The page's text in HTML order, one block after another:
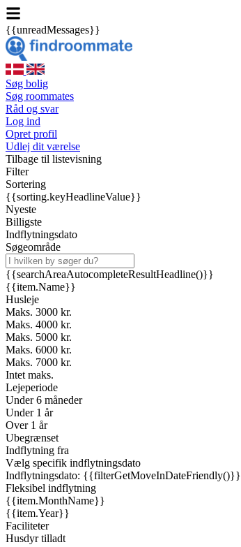
{{unreadMessages}}
Søg bolig
Søg roommates
Råd og svar
Log ind
Opret profil
Udlej dit værelse
Tilbage til listevisning
Filter
Sortering
{{sorting.keyHeadlineValue}}
Nyeste
Billigste
Indflytningsdato
Søgeområde
{{searchAreaAutocompleteResultHeadline()}}
{{item.Name}}
Husleje
Maks. 3000 kr.
Maks. 4000 kr.
Maks. 5000 kr.
Maks. 6000 kr.
Maks. 7000 kr.
Intet maks.
Lejeperiode
Under 6 måneder
Under 1 år
Over 1 år
Ubegrænset
Indflytning fra
Vælg specifik indflytningsdato
Indflytningsdato: {{filterGetMoveInDateFriendly()}}
Fleksibel indflytning
{{item.MonthName}}
{{item.Year}}
Faciliteter
Husdyr tilladt